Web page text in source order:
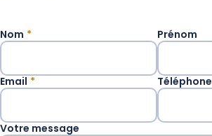
Nom * Prénom
Email * Téléphone
Votre message